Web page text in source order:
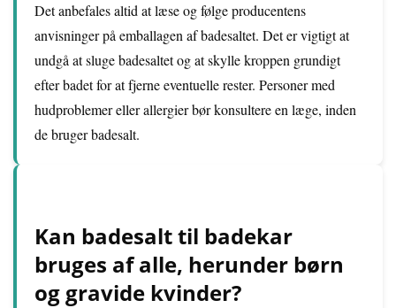
Det anbefales altid at læse og følge producentens
anvisninger på emballagen af badesaltet. Det er vigtigt at
undgå at sluge badesaltet og at skylle kroppen grundigt
efter badet for at fjerne eventuelle rester. Personer med
hudproblemer eller allergier bør konsultere en læge, inden
de bruger badesalt.
Kan badesalt til badekar
bruges af alle, herunder børn
og gravide kvinder?